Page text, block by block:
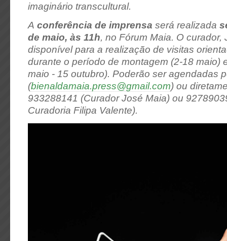
imaginário transcultural.
A conferência de imprensa será realizada
de maio, às 11h, no Fórum Maia. O curador,
disponível para a realização de visitas
durante o período de montagem (2-18 maio)
maio - 15 outubro). Poderão ser agendadas
(bienaldamaia.press@gmail.com) ou
933288141 (Curador José Maia) ou
Curadoria Filipa Valente).